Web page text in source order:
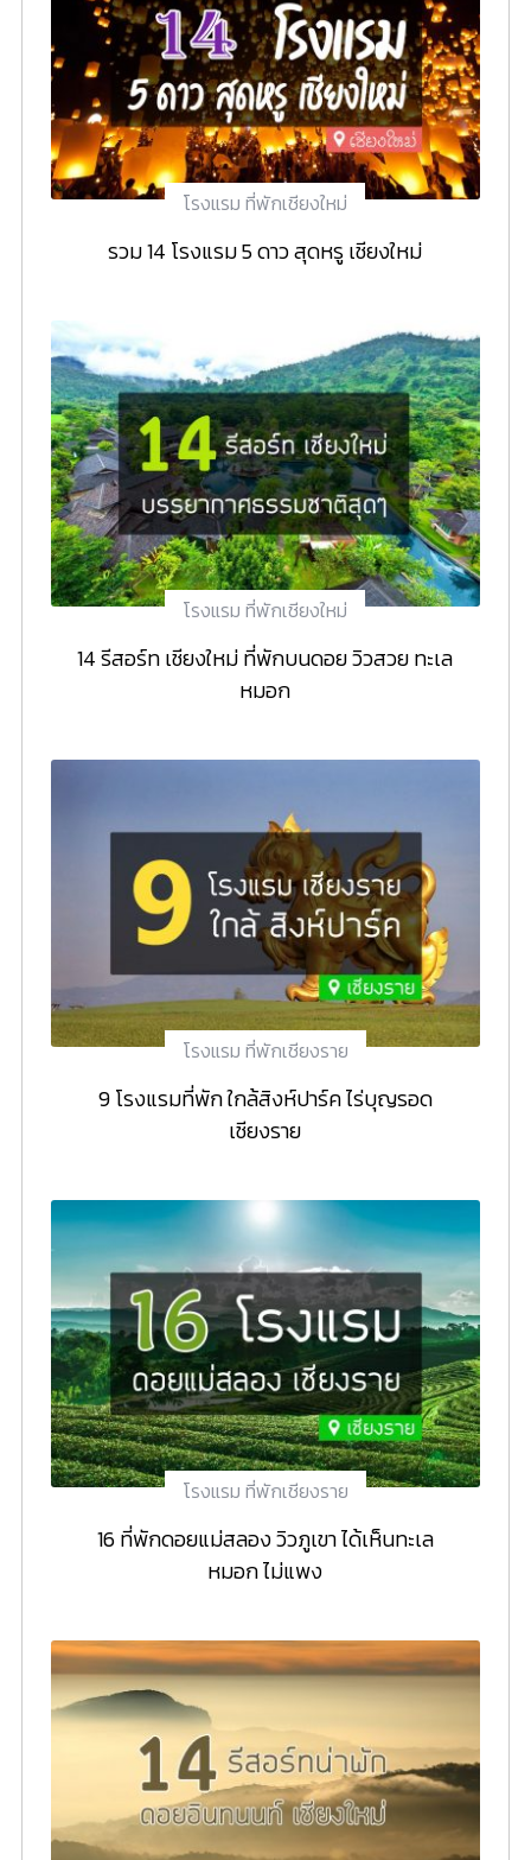
โรงแรม ที่พักเชียงใหม่
รวม 14 โรงแรม 5 ดาว สุดหรู เชียงใหม่
โรงแรม ที่พักเชียงใหม่
14 รีสอร์ท เชียงใหม่ ที่พักบนดอย วิวสวย ทะเล
หมอก
โรงแรม ที่พักเชียงราย
9 โรงแรมที่พัก ใกล้สิงห์ปาร์ค ไร่บุญรอด
เชียงราย
โรงแรม ที่พักเชียงราย
16 ที่พักดอยแม่สลอง วิวภูเขา ได้เห็นทะเล
หมอก ไม่แพง